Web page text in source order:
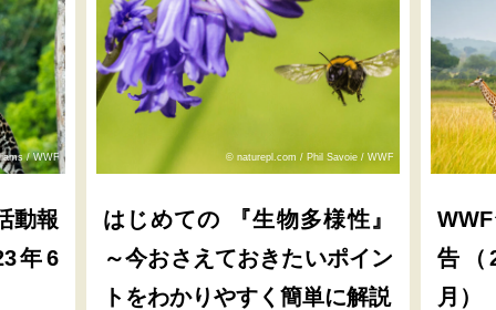
/ WWF
動報
年6
© naturepl.com / Phil Savoie / WWF
はじめての 『生物多様性』
～今おさえておきたいポイン
トをわかりやすく簡単に解説
告（
月）